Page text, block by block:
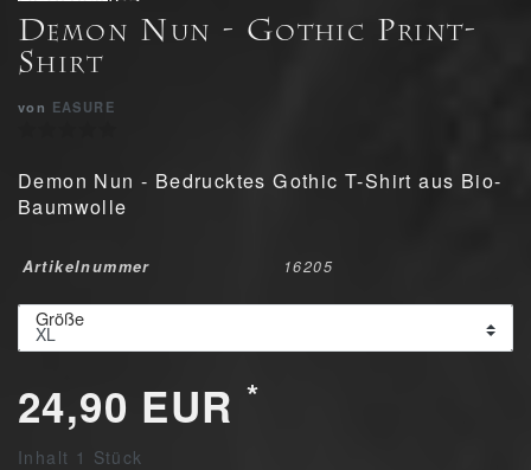
Demon Nun - Gothic Print-
Shirt
von EASURE
Demon Nun - Bedrucktes Gothic T-Shirt aus Bio-
Baumwolle
Artikelnummer 16205
Größe
24,90 EUR *
Inhalt 1 Stück